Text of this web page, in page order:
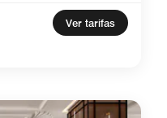
Ver tarifas